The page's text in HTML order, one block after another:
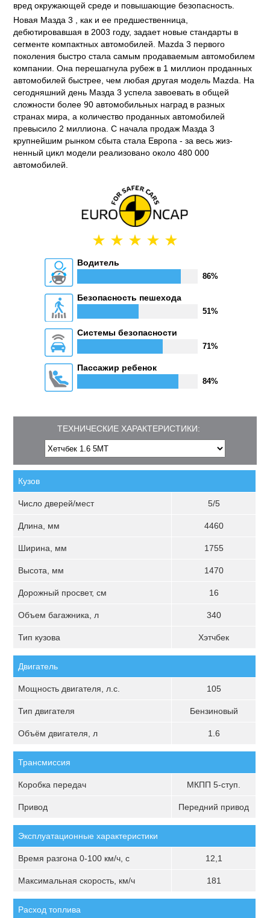
вред окружающей среде и повышающие безопасность.
Новая Мазда 3 , как и ее предшественница,
дебютировавшая в 2003 году, задает новые стандарты в
сегменте компактных автомо­билей. Mazda 3 первого
поколения быстро стала самым продавае­мым автомобилем
компании. Она перешагнула рубеж в 1 миллион проданных
автомобилей быстрее, чем любая другая модель Mazda. На
сегодняшний день Мазда 3 успела завоевать в общей
сложности более 90 автомобильных наград в разных
странах мира, а количе­ство проданных автомобилей
превысило 2 миллиона. С начала про­даж Мазда 3
крупнейшим рынком сбыта стала Европа - за весь жиз­
ненный цикл модели реализовано около 480 000
автомобилей.
Водитель
86%
Безопасность пешехода
51%
Системы безопасности
71%
Пассажир ребенок
84%
ТЕХНИЧЕСКИЕ ХАРАКТЕРИСТИКИ:
Кузов
Число дверей/мест 5/5
Длина, мм 4460
Ширина, мм 1755
Высота, мм 1470
Дорожный просвет, см 16
Объем багажника, л 340
Тип кузова Хэтчбек
Двигатель
Мощность двигателя, л.с. 105
Тип двигателя Бензиновый
Объём двигателя, л 1.6
Трансмиссия
Коробка передач МКПП 5-ступ.
Привод Передний привод
Эксплуатационные характеристики
Время разгона 0-100 км/ч, с 12,1
Максимальная скорость, км/ч 181
Расход топлива